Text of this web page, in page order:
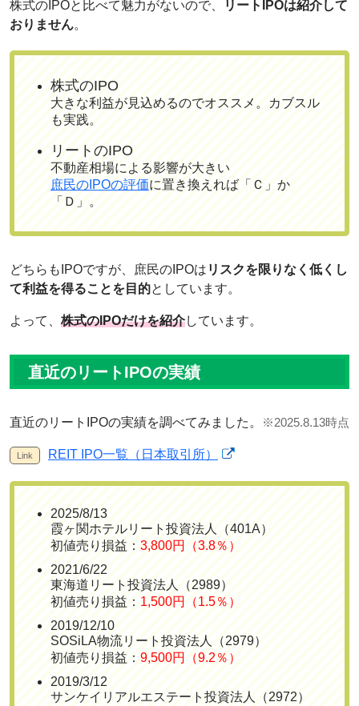
株式のIPOと比べて魅力がないので、
リートIPOは紹介して
おりません。
株式のIPO
大きな利益が見込めるのでオススメ。カブスル
も実践。
リートのIPO
不動産相場による影響が大きい
庶民のIPOの評価に置き換えれば「Ｃ」か
「Ｄ」。
どちらもIPOですが、庶民のIPOは リスクを限りなく低くし
て利益を得ることを目的としています。
よって、 株式のIPOだけを紹介しています。
直近のリートIPOの実績
直近のリートIPOの実績を調べてみました。 ※2025.8.13時点
REIT IPO一覧（日本取引所）
2025/8/13
霞ヶ関ホテルリート投資法人（401A）
初値売り損益： 3,800円（3.8％）
2021/6/22
東海道リート投資法人（2989）
初値売り損益： 1,500円（1.5％）
2019/12/10
SOSiLA物流リート投資法人（2979）
初値売り損益： 9,500円（9.2％）
2019/3/12
サンケイリアルエステート投資法人（2972）